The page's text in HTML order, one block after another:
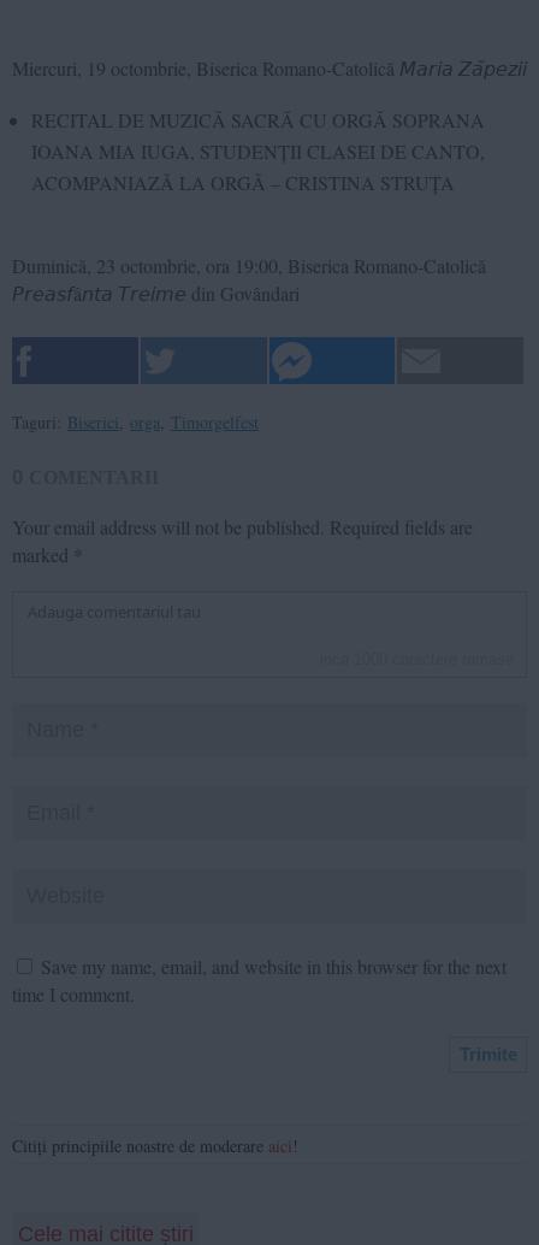
Miercuri, 19 octombrie, Biserica Romano-Catolică 𝘔𝘢𝘳𝘪𝘢 𝘡𝘢̆𝘱𝘦𝘻𝘪𝘪
RECITAL DE MUZICĂ SACRĂ CU ORGĂ SOPRANA
IOANA MIA IUGA, STUDENȚII CLASEI DE CANTO,
ACOMPANIAZĂ LA ORGĂ – CRISTINA STRUȚA
Duminică, 23 octombrie, ora 19:00, Biserica Romano-Catolică
𝘗𝘳𝘦𝘢𝘴𝘧â𝘯𝘵𝘢 𝘛𝘳𝘦𝘪𝘮𝘦 din Govândari
Taguri: Biserici, orga, Timorgelfest
Your email address will not be published. Required fields are
marked *
Save my name, email, and website in this browser for the next
time I comment.
Citiți principiile noastre de moderare aici!
Cele mai citite știri